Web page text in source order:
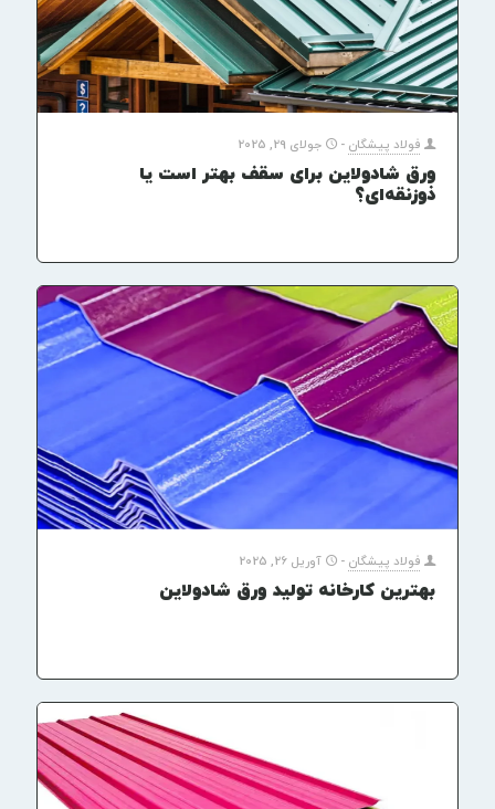
فولاد پیشگان - جولای 29, 2025
ورق شادولاین برای سقف بهتر است یا
ذوزنقه‌ای؟
فولاد پیشگان - آوریل 26, 2025
بهترین کارخانه تولید ورق شادولاین